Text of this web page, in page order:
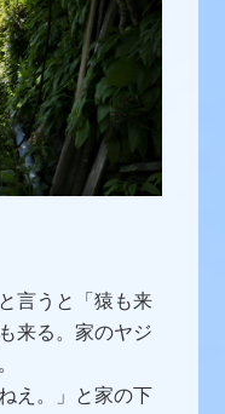
言うと
「猿も来
来る。家のヤジ
え。」と家の下